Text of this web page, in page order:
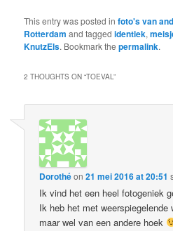
This entry was posted infoto's van
Rotterdam and taggedidentiek,
KnutzEls. Bookmark thepermalink.
2 THOUGHTS ON “TOEVAL”
Dorothéon21 mei 2016 at 20:51
Ik vind het een heel fotogeniek
Ik heb het met weerspiegelende
maar wel van een andere hoek